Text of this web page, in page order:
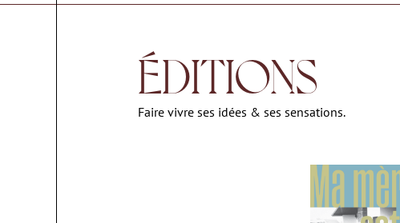
ÉDITIONS
Faire vivre ses idées & ses sensations.